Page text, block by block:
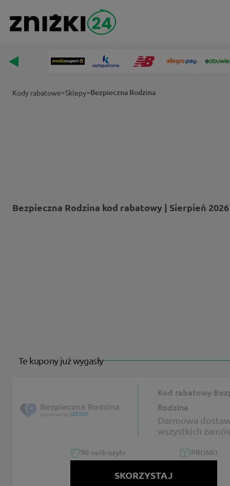
Kody rabatowe>Sklepy>Bezpieczna Rodzina
Bezpieczna Rodzina kod rabatowy | Sierpień 2026
Te kupony już wygasły
Kod rabatowy
Rodzina
Darmowa
wszystkich
90 osób użyło PROMO
SKORZYSTAJ